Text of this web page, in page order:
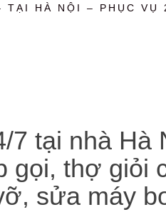
TẠI HÀ NỘI – PHỤC
tại nhà Hà
gọi, thợ giỏi
sửa máy